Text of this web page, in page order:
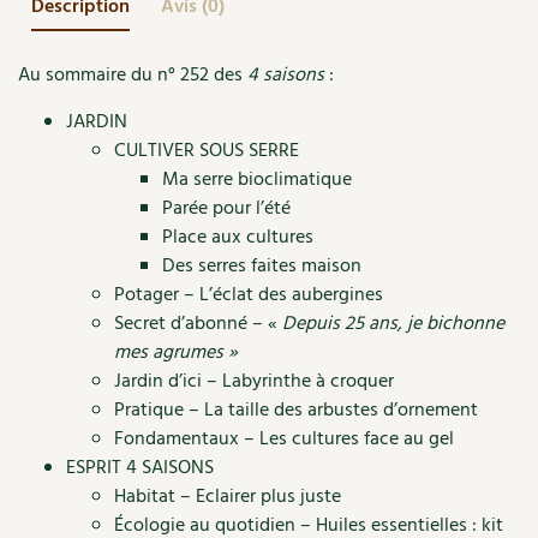
Cures, régimes
Dessert, Boulangerie
Techniques, conservation, organisation
Agenda, calendrier
NOUVEAUTÉS
Feuilleter le catalogue
Stages
Cartes cadeau
Nous contacter
Bricolages au jardin
Outils et ustensiles du jardin
Biodiversité
Ravageurs et maladies au jardin
Cuisine saine
Alimentation et nutrition
Recettes de printemps
Recettes par type de plat
Recettes sans gluten
Les chroniques de Marie
Forums
Jardin bio
Habitat écologique
Cuisine saine
Soins naturels
Société et alternatives
Les 4 saisons& vous
Questions à la rédaction
Entre abonné·es
Description Avis (0)
Au sommaire du n° 252 des 4 saisons:
JARDIN
CULTIVER SOUS SERRE
Ma serre bioclimatique
Parée pour l’été
Place aux cultures
Des serres faites maison
Potager – L’éclat des aubergines
Secret d’abonné – « Depuis 25 ans, je bichonne
mes agrumes »
Jardin d’ici – Labyrinthe à croquer
Pratique – La taille des arbustes d’ornement
Fondamentaux – Les cultures face au gel
ESPRIT 4 SAISONS
Habitat – Eclairer plus juste
Écologie au quotidien – Huiles essentielles : kit